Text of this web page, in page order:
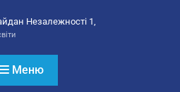
Незалежності 1,
Меню